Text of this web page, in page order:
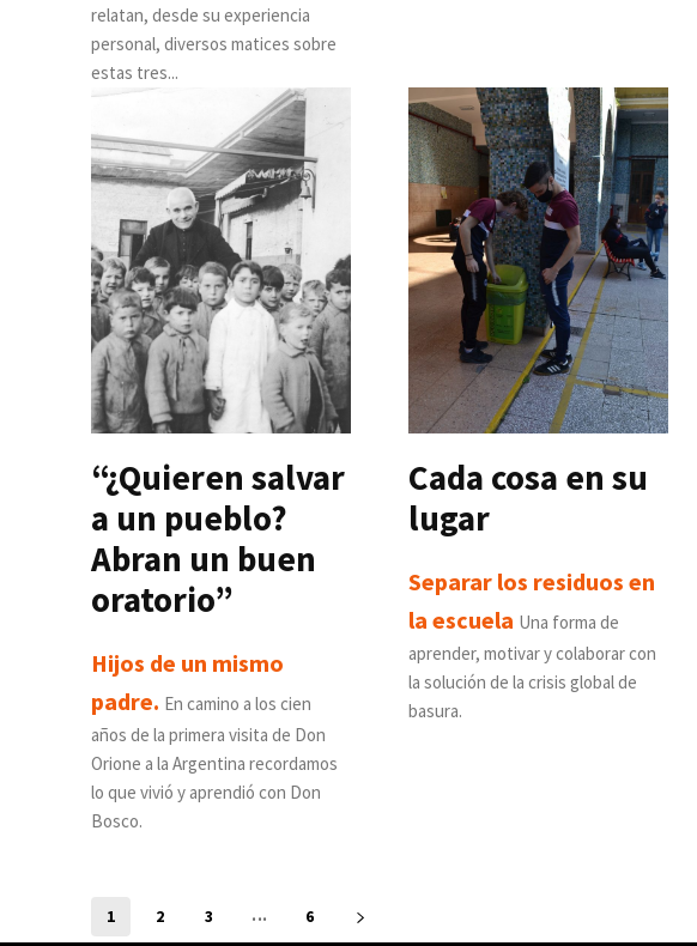
relatan, desde su experiencia
personal, diversos matices sobre
estas tres...
“¿Quieren salvar
a un pueblo?
Abran un buen
oratorio”
Hijos de un mismo
padre. En camino a los cien
años de la primera visita de Don
Orione a la Argentina recordamos
lo que vivió y aprendió con Don
Bosco.
Cada cosa en su
lugar
Separar los residuos en
la escuela Una forma de
aprender, motivar y colaborar con
la solución de la crisis global de
basura.
1 2 3 ... 6